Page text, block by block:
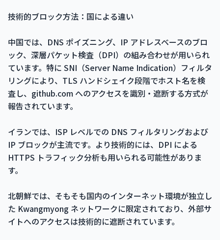
技術的ブロック方法：国による違い
中国では、DNS ポイズニング、IP アドレスベースのブロ
ック、深層パケット検査（DPI）の組み合わせが用いられ
ています。特に SNI（Server Name Indication）フィルタ
リングにより、TLS ハンドシェイク段階でホスト名を検
査し、github.com へのアクセスを識別・遮断する方式が
報告されています。
イランでは、ISP レベルでの DNS フィルタリングおよび
IP ブロックが主流です。より技術的には、DPI による
HTTPS トラフィック分析も用いられる可能性がありま
す。
北朝鮮では、そもそも国内のインターネット環境が独立し
た Kwangmyong ネットワークに限定されており、外部サ
イトへのアクセスは技術的に遮断されています。